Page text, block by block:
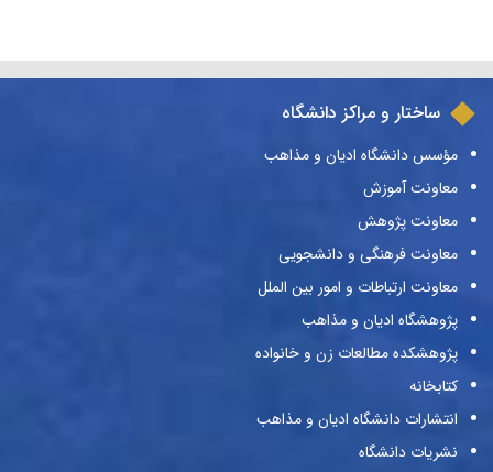
ساختار و مراکز دانشگاه
مؤسس دانشگاه ادیان و مذاهب
معاونت آموزش
معاونت پژوهش
معاونت فرهنگی و دانشجویی
معاونت ارتباطات و امور بین الملل
پژوهشگاه ادیان و مذاهب
پژوهشکده مطالعات زن و خانواده
کتابخانه
انتشارات دانشگاه ادیان و مذاهب
نشریات دانشگاه